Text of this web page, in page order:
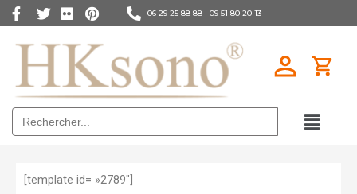
06 29 25 88 88 | 09 51 80 20 13
Search
for:
[template id= »2789″]